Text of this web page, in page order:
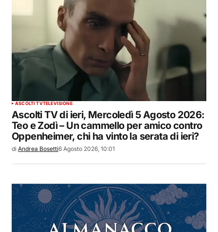
ASCOLTI TVTELEVISIONE
Ascolti TV di ieri, Mercoledì 5 Agosto 2026:
Teo e Zodì – Un cammello per amico contro
Oppenheimer, chi ha vinto la serata di ieri?
di Andrea Bosetti6 Agosto 2026, 10:01